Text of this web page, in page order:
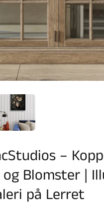
–
Blomster |
på Lerret